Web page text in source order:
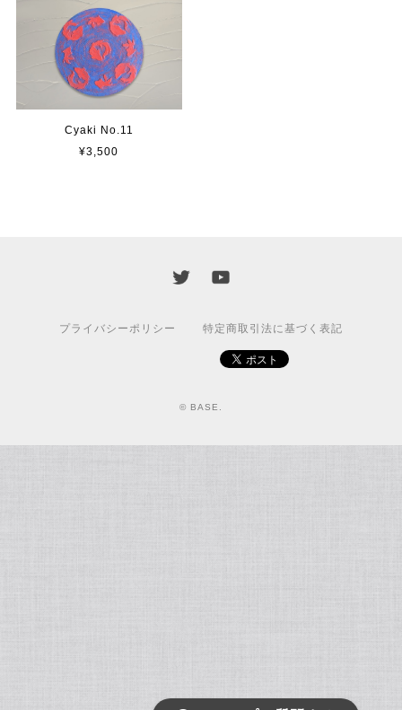
Cyaki No.11
¥3,500
プライバシーポリシー 特定商取引法に基づく表記
© BASE.